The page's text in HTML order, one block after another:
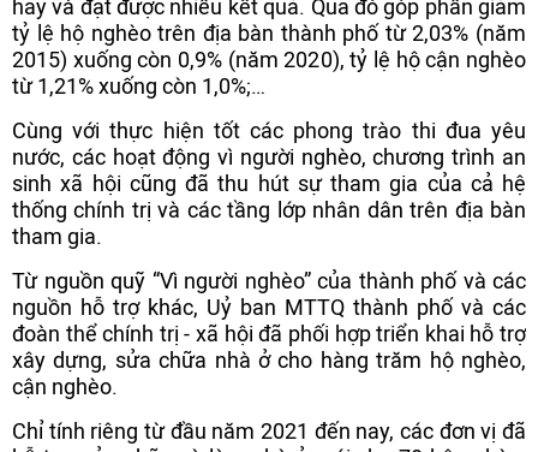
hay và đạt được nhiều kết quả. Qua đó góp phần giảm
tỷ lệ hộ nghèo trên địa bàn thành phố từ 2,03% (năm
2015) xuống còn 0,9% (năm 2020), tỷ lệ hộ cận nghèo
từ 1,21% xuống còn 1,0%;…
Cùng với thực hiện tốt các phong trào thi đua yêu
nước, các hoạt động vì người nghèo, chương trình an
sinh xã hội cũng đã thu hút sự tham gia của cả hệ
thống chính trị và các tầng lớp nhân dân trên địa bàn
tham gia.
Từ nguồn quỹ “Vì người nghèo” của thành phố và các
nguồn hỗ trợ khác, Uỷ ban MTTQ thành phố và các
đoàn thể chính trị - xã hội đã phối hợp triển khai hỗ trợ
xây dựng, sửa chữa nhà ở cho hàng trăm hộ nghèo,
cận nghèo.
Chỉ tính riêng từ đầu năm 2021 đến nay, các đơn vị đã